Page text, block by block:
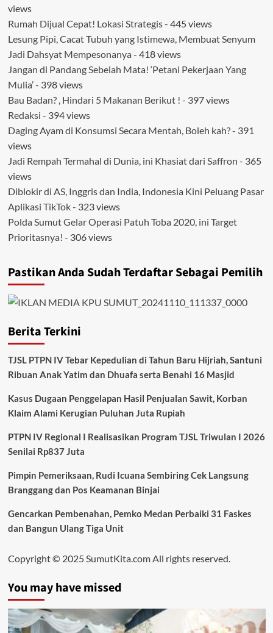
views
Rumah Dijual Cepat! Lokasi Strategis- 445 views
Lesung Pipi, Cacat Tubuh yang Istimewa, Membuat Senyum
Jadi Dahsyat Mempesonanya - 418 views
Jangan di Pandang Sebelah Mata! ‘Petani Pekerjaan Yang
Mulia’- 398 views
Bau Badan? , Hindari 5 Makanan Berikut ! - 397 views
Redaksi - 394 views
Daging Ayam di Konsumsi Secara Mentah, Boleh kah?- 391
views
Jadi Rempah Termahal di Dunia, ini Khasiat dari Saffron - 365
views
Diblokir di AS, Inggris dan India, Indonesia Kini Peluang Pasar
Aplikasi TikTok- 323 views
Polda Sumut Gelar Operasi Patuh Toba 2020, ini Target
Prioritasnya! - 306 views
Pastikan Anda Sudah Terdaftar Sebagai Pemilih
Berita Terkini
TJSL PTPN IV Tebar Kepedulian di Tahun Baru Hijriah, Santuni
Ribuan Anak Yatim dan Dhuafa serta Benahi 16 Masjid
Kasus Dugaan Penggelapan Hasil Penjualan Sawit, Korban
Klaim Alami Kerugian Puluhan Juta Rupiah
PTPN IV Regional I Realisasikan Program TJSL Triwulan I 2026
Senilai Rp837 Juta
Pimpin Pemeriksaan, Rudi Icuana Sembiring Cek Langsung
Branggang dan Pos Keamanan Binjai
Gencarkan Pembenahan, Pemko Medan Perbaiki 31 Faskes
dan Bangun Ulang Tiga Unit
Copyright © 2025 SumutKita.com All rights reserved.
You may have missed